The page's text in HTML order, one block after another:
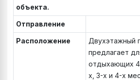
объекта.
Отправление
Расположение
Двухэтажный
предлагает
отдыхающих
х, 3-х и 4-х